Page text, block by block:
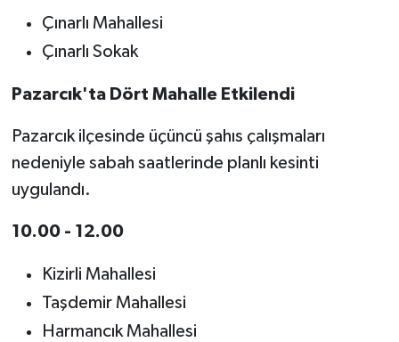
Çınarlı Mahallesi
Çınarlı Sokak
Pazarcık'ta Dört Mahalle Etkilendi
Pazarcık ilçesinde üçüncü şahıs çalışmaları
nedeniyle sabah saatlerinde planlı kesinti
uygulandı.
10.00 - 12.00
Kizirli Mahallesi
Taşdemir Mahallesi
Harmancık Mahallesi